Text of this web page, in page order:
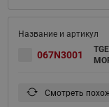
067N3001
Смотреть